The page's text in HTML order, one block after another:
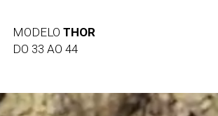
MODELOTHOR
DO 33 AO 44